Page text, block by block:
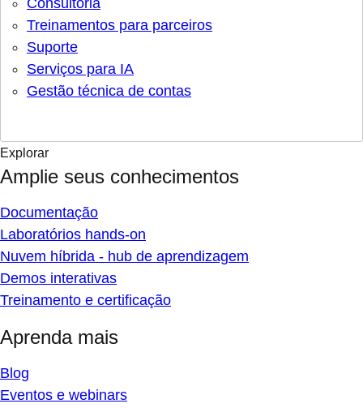
Consultoria
Treinamentos para parceiros
Suporte
Serviços para IA
Gestão técnica de contas
Explorar
Amplie seus conhecimentos
Documentação
Laboratórios hands-on
Nuvem híbrida - hub de aprendizagem
Demos interativas
Treinamento e certificação
Aprenda mais
Blog
Eventos e webinars